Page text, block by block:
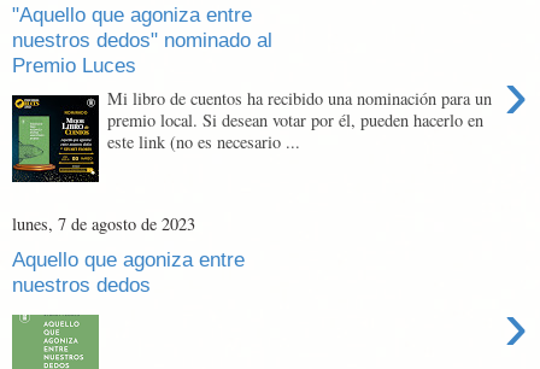
"Aquello que agoniza entre
nuestros dedos" nominado al
Premio Luces
›
Mi libro de cuentos ha recibido una nominación para un
premio local. Si desean votar por él, pueden hacerlo en
este link (no es necesario ...
lunes, 7 de agosto de 2023
Aquello que agoniza entre
nuestros dedos
›